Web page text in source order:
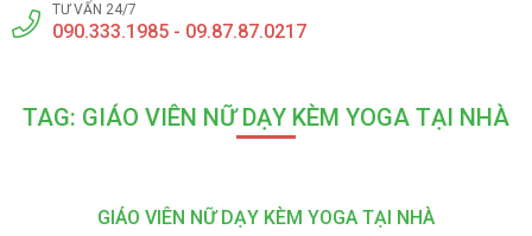
TƯ VẤN 24/7
090.333.1985 - 09.87.87.0217
TAG: GIÁO VIÊN NỮ DẠY KÈM YOGA TẠI NHÀ
GIÁO VIÊN NỮ DẠY KÈM YOGA TẠI NHÀ